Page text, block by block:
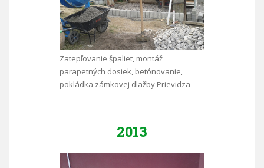
Zatepľovanie špaliet, montáž
parapetných dosiek, betónovanie,
pokládka zámkovej dlažby Prievidza
2013